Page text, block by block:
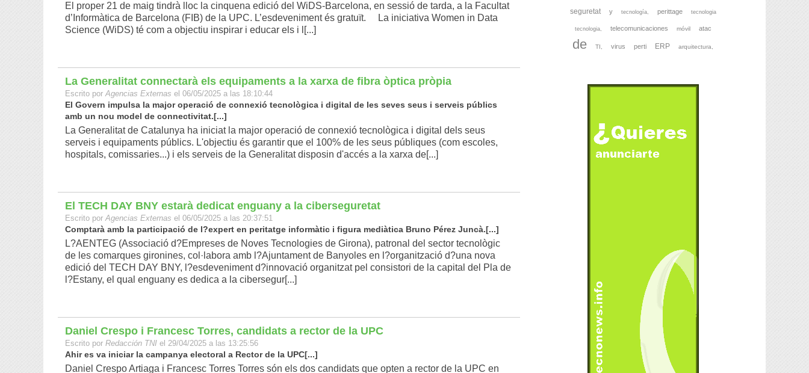
El proper 21 de maig tindrà lloc la cinquena edició del WiDS-Barcelona, en sessió de tarda, a la Facultat
d’Informàtica de Barcelona (FIB) de la UPC. L’esdeveniment és gratuït. La iniciativa Women in Data
Science (WiDS) té com a objectiu inspirar i educar els i l[...]
La Generalitat connectarà els equipaments a la xarxa de fibra òptica pròpia
Escrito porAgencias Externas el 06/05/2025 a las 18:10:44
El Govern impulsa la major operació de connexió tecnològica i digital de les seves seus i serveis públics
amb un nou model de connectivitat.[...]
La Generalitat de Catalunya ha iniciat la major operació de connexió tecnològica i digital dels seus
serveis i equipaments públics. L'objectiu és garantir que el 100% de les seus públiques (com escoles,
hospitals, comissaries...) i els serveis de la Generalitat disposin d'accés a la xarxa de[...]
El TECH DAY BNY estarà dedicat enguany a la ciberseguretat
Escrito porAgencias Externas el 06/05/2025 a las 20:37:51
Comptarà amb la participació de l?expert en peritatge informàtic i figura mediàtica Bruno Pérez Juncà.[...]
L?AENTEG (Associació d?Empreses de Noves Tecnologies de Girona), patronal del sector tecnològic
de les comarques gironines, col·labora amb l?Ajuntament de Banyoles en l?organització d?una nova
edició del TECH DAY BNY, l?esdeveniment d?innovació organitzat pel consistori de la capital del Pla de
l?Estany, el qual enguany es dedica a la cibersegur[...]
Daniel Crespo i Francesc Torres, candidats a rector de la UPC
Escrito por Redacción TNI el 29/04/2025 a las 13:25:56
Ahir es va iniciar la campanya electoral a Rector de la UPC[...]
Daniel Crespo Artiaga i Francesc Torres Torres són els dos candidats que opten a rector de la UPC en
seguretat y tecnología, perittage tecnologia
tecnologia, telecomunicaciones móvil atac
de TI, virus perti ERP arquitectura,